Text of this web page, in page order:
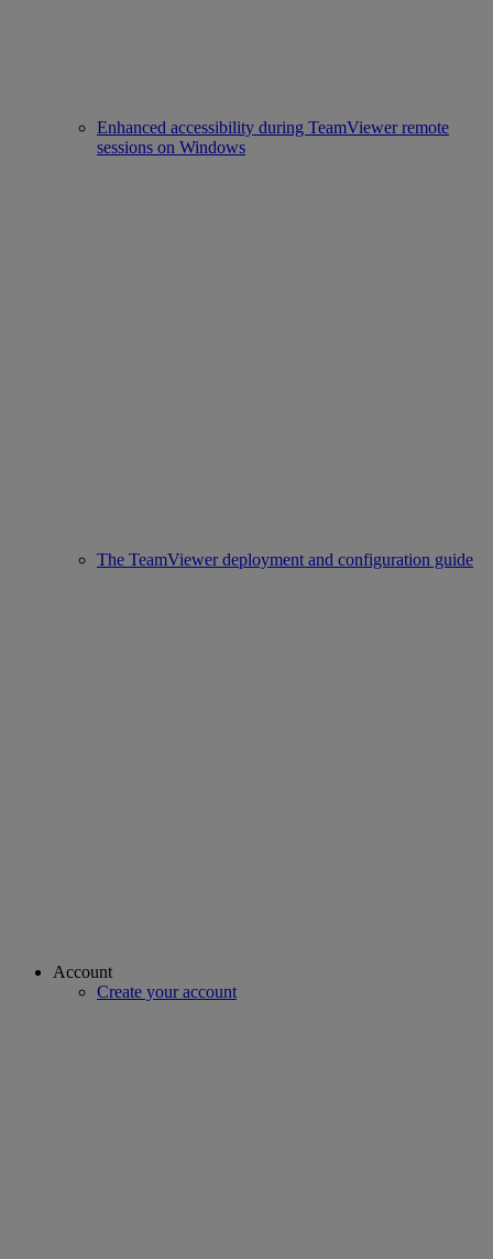
Enhanced accessibility during TeamViewer remote
sessions on Windows
The TeamViewer deployment and configuration guide
Account
Create your account